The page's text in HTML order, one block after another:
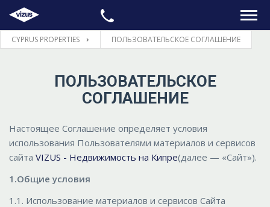
ГЛАВНАЯ
НЕДВИЖИМОСТЬ
ИНФОРМАЦИЯ
CYPRUS PROPERTIES ПОЛЬЗОВАТЕЛЬСКОЕ СОГЛАШЕНИЕ
ПОЛЬЗОВАТЕЛЬСКОЕ
СОГЛАШЕНИЕ
Настоящее Соглашение определяет условия
использования Пользователями материалов и сервисов
сайта VIZUS - Недвижимость на Кипре(далее — «Сайт»).
1.Общие условия
1.1. Использование материалов и сервисов Сайта